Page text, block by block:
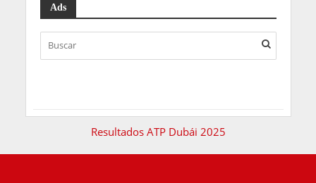
Ads
Resultados ATP Dubái 2025